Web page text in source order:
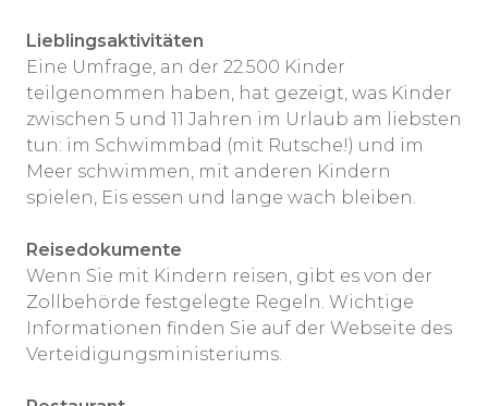
Lieblingsaktivitäten
Eine Umfrage, an der 22.500 Kinder
teilgenommen haben, hat gezeigt, was Kinder
zwischen 5 und 11 Jahren im Urlaub am liebsten
tun: im Schwimmbad (mit Rutsche!) und im
Meer schwimmen, mit anderen Kindern
spielen, Eis essen und lange wach bleiben.
Reisedokumente
Wenn Sie mit Kindern reisen, gibt es von der
Zollbehörde festgelegte Regeln. Wichtige
Informationen finden Sie auf der Webseite des
Verteidigungsministeriums.